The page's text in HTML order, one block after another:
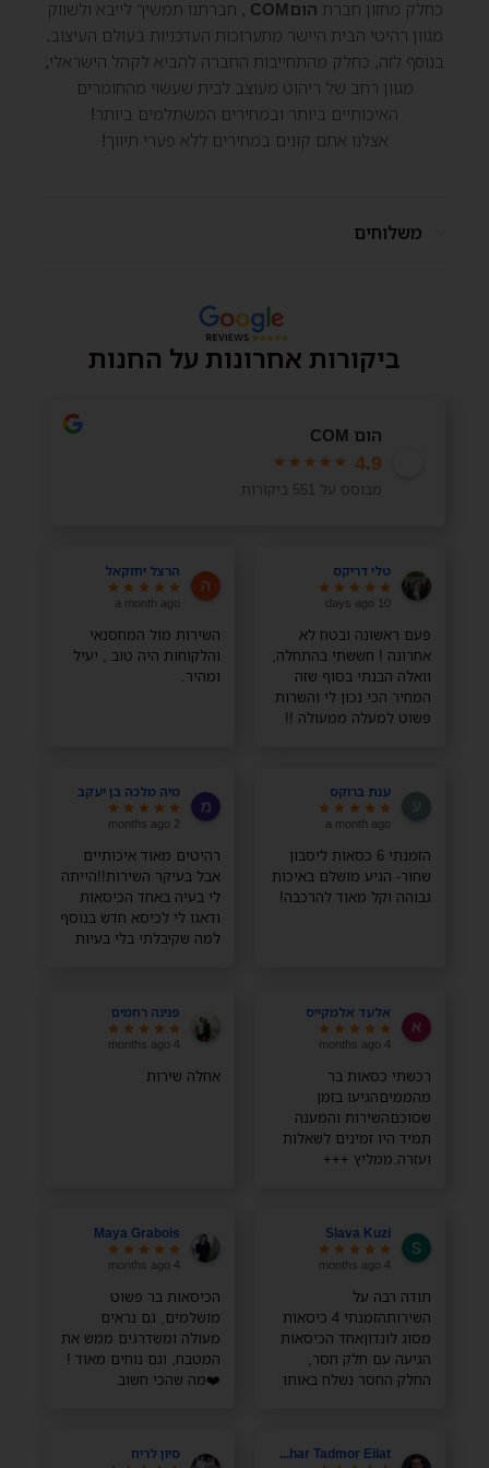
כחלק מחזון חברת הוםCOM
, חברתנו תמשיך לייבא ולשווק
מגוון רהיטי הבית היישר מתערוכות העדכניות בעולם העיצוב.
בנוסף לזה, כחלק מהתחייבות החברה להביא לקהל הישראלי,
מגוון רחב של ריהוט מעוצב לבית שעשוי מהחומרים
האיכותיים ביותר ובמחירים המשתלמים ביותר!
אצלנו אתם קונים במחירים ללא פערי תיווך!
משלוחים
ביקורות אחרונות על החנות
הום COM
4.9
מבוסס על 551 ביקורות
טלי דריקס
10 days ago
פעם ראשונה ובטח לא
אחרונה ! חששתי בהתחלה,
וואלה הבנתי בסוף שזה
המחיר הכי נכון לי והשרות
פשוט למעלה ממעולה !!
הרצל יחזקאל
a month ago
השירות מול המחסנאי
והלקוחות היה טוב , יעיל
ומהיר.
ענת ברוקס
a month ago
הזמנתי 6 כסאות ליסבון
שחור- הגיע מושלם באיכות
גבוהה וקל מאוד להרכבה!
מיה מלכה בן יעקב
2 months ago
רהיטים מאוד איכותיים
אבל בעיקר השירות!!הייתה
לי בעיה באחד הכיסאות
ודאגו לי לכיסא חדש בנוסף
למה שקיבלתי בלי בעיות
אלעד אלמקייס
4 months ago
רכשתי כסאות בר
מהממיםהגיעו בזמן
שסוכםהשירות והמענה
תמיד היו זמינים לשאלות
ועזרה.ממליץ +++
פנינה רחמים
4 months ago
אחלה שירות
Slava Kuzi
4 months ago
תודה רבה על
השירותהזמנתי 4 כיסאות
מסוג לונדוןאחד הכיסאות
הגיעה עם חלק חסר,
החלק החסר נשלח באותו
Maya Grabois
4 months ago
הכיסאות בר פשוט
מושלמים, גם נראים
מעולה ומשדרגים ממש את
המטבח, וגם נוחים מאוד !
❤️מה שהכי חשוב
בקלות
Zohar Tadmor Eilat סיון לריח